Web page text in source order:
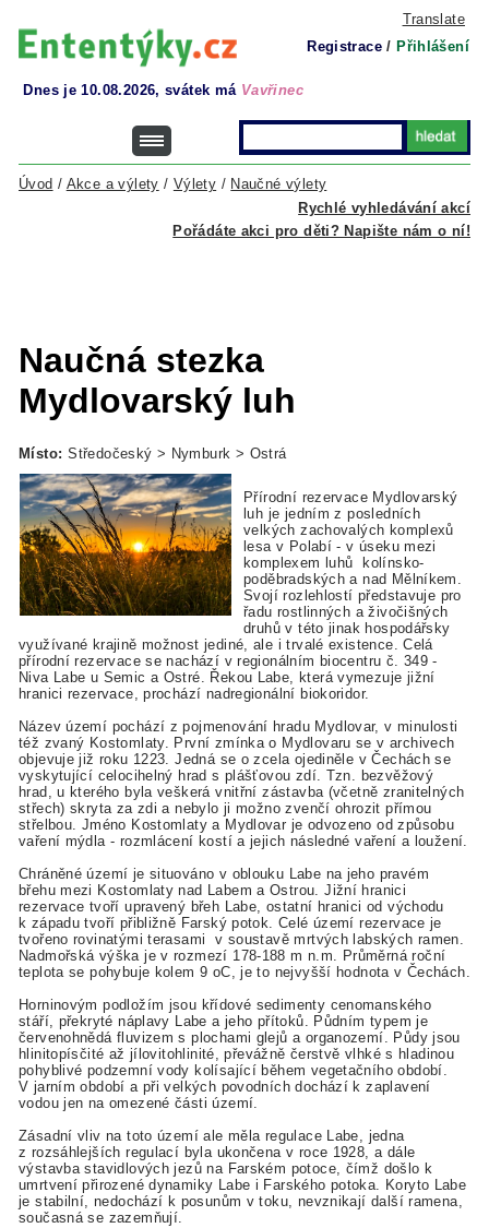
Translate
Registrace / Přihlášení
Dnes je 10.08.2026, svátek má Vavřinec
Rychlé vyhledávání akcí
Úvod / Akce a výlety / Výlety / Naučné výlety
Pořádáte akci pro děti? Napište nám o ní!
Naučná stezka
Mydlovarský luh
Místo: Středočeský > Nymburk > Ostrá
Přírodní rezervace Mydlovarský
luh je jedním z posledních
velkých zachovalých komplexů
lesa v Polabí - v úseku mezi
komplexem luhů kolínsko-
poděbradských a nad Mělníkem.
Svojí rozlehlostí představuje pro
řadu rostlinných a živočišných
druhů v této jinak hospodářsky
využívané krajině možnost jediné, ale i trvalé existence. Celá
přírodní rezervace se nachází v regionálním biocentru č. 349 -
Niva Labe u Semic a Ostré. Řekou Labe, která vymezuje jižní
hranici rezervace, prochází nadregionální biokoridor.
Název území pochází z pojmenování hradu Mydlovar, v minulosti
též zvaný Kostomlaty. První zmínka o Mydlovaru se v archivech
objevuje již roku 1223. Jedná se o zcela ojediněle v Čechách se
vyskytující celocihelný hrad s plášťovou zdí. Tzn. bezvěžový
hrad, u kterého byla veškerá vnitřní zástavba (včetně zranitelných
střech) skryta za zdi a nebylo ji možno zvenčí ohrozit přímou
střelbou. Jméno Kostomlaty a Mydlovar je odvozeno od způsobu
vaření mýdla - rozmlácení kostí a jejich následné vaření a loužení.
Chráněné území je situováno v oblouku Labe na jeho pravém
břehu mezi Kostomlaty nad Labem a Ostrou. Jižní hranici
rezervace tvoří upravený břeh Labe, ostatní hranici od východu
k západu tvoří přibližně Farský potok. Celé území rezervace je
tvořeno rovinatými terasami v soustavě mrtvých labských ramen.
Nadmořská výška je v rozmezí 178-188 m n.m. Průměrná roční
teplota se pohybuje kolem 9 oC, je to nejvyšší hodnota v Čechách.
Horninovým podložím jsou křídové sedimenty cenomanského
stáří, překryté náplavy Labe a jeho přítoků. Půdním typem je
červenohnědá fluvizem s plochami glejů a organozemí. Půdy jsou
hlinitopísčité až jílovitohlinité, převážně čerstvě vlhké s hladinou
pohyblivé podzemní vody kolísající během vegetačního období.
V jarním období a při velkých povodních dochází k zaplavení
vodou jen na omezené části území.
Zásadní vliv na toto území ale měla regulace Labe, jedna
z rozsáhlejších regulací byla ukončena v roce 1928, a dále
výstavba stavidlových jezů na Farském potoce, čímž došlo k
umrtvení přirozené dynamiky Labe i Farského potoka. Koryto Labe
je stabilní, nedochází k posunům v toku, nevznikají další ramena,
současná se zazemňují.